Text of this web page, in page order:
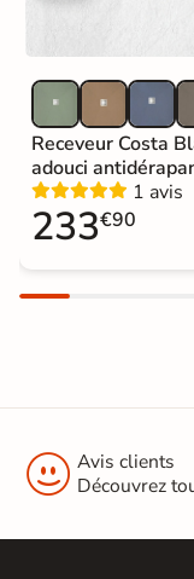
Receveur Costa
adouci
1 avis
233€90
 Avis clients
Découvrez